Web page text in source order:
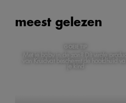
meest gelezen
GOEIE TIP
Met je baby in de zon? Dít virale product
van Kruidvat beschermt de hoofdhuid van